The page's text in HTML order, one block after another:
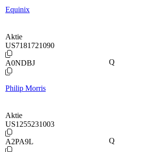
Equinix
Aktie
US7181721090
A0NDBJ
Philip Morris
Q
Aktie
US1255231003
A2PA9L Q